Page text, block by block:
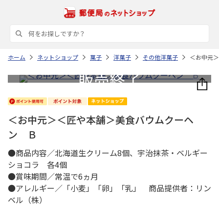
ホーム ネットショップ 菓子 洋菓子 その他洋菓子 ＜お中元
＜お中元＞＜匠や本舗＞美食バウムクーヘ
ン Ｂ
●商品内容／北海道生クリーム8個、宇治抹茶・ベルギー
ショコラ 各4個
●賞味期間／常温で6ヵ月
●アレルギー／「小麦」「卵」「乳」 商品提供者：リン
ベル（株）